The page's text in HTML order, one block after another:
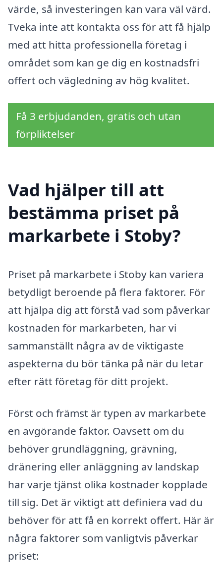
värde, så investeringen kan vara väl värd.
Tveka inte att kontakta oss för att få hjälp
med att hitta professionella företag i
området som kan ge dig en kostnadsfri
offert och vägledning av hög kvalitet.
Få 3 erbjudanden, gratis och utan
förpliktelser
Vad hjälper till att
bestämma priset på
markarbete i Stoby?
Priset på markarbete i Stoby kan variera
betydligt beroende på flera faktorer. För
att hjälpa dig att förstå vad som påverkar
kostnaden för markarbeten, har vi
sammanställt några av de viktigaste
aspekterna du bör tänka på när du letar
efter rätt företag för ditt projekt.
Först och främst är typen av markarbete
en avgörande faktor. Oavsett om du
behöver grundläggning, grävning,
dränering eller anläggning av landskap
har varje tjänst olika kostnader kopplade
till sig. Det är viktigt att definiera vad du
behöver för att få en korrekt offert. Här är
några faktorer som vanligtvis påverkar
priset: